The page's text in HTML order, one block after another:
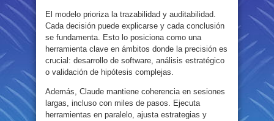
El modelo prioriza la trazabilidad y auditabilidad.
Cada decisión puede explicarse y cada conclusión
se fundamenta. Esto lo posiciona como una
herramienta clave en ámbitos donde la precisión es
crucial: desarrollo de software, análisis estratégico
o validación de hipótesis complejas.
Además, Claude mantiene coherencia en sesiones
largas, incluso con miles de pasos. Ejecuta
herramientas en paralelo, ajusta estrategias y